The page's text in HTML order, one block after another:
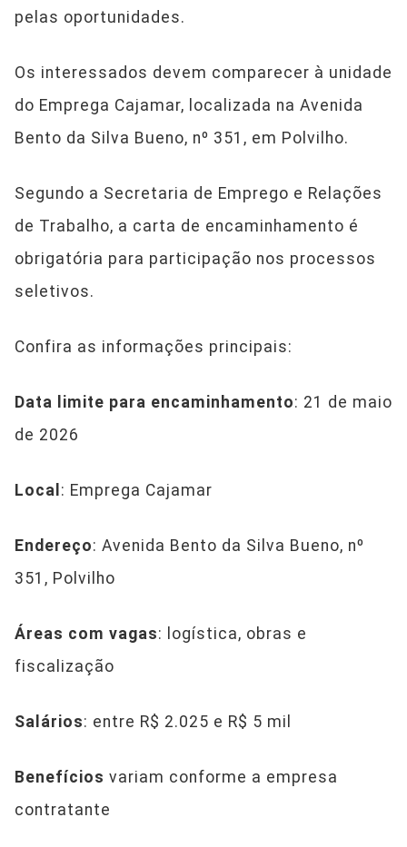
pelas oportunidades.
Os interessados devem comparecer à unidade
do Emprega Cajamar, localizada na Avenida
Bento da Silva Bueno, nº 351, em Polvilho.
Segundo a Secretaria de Emprego e Relações
de Trabalho, a carta de encaminhamento é
obrigatória para participação nos processos
seletivos.
Confira as informações principais:
Data limite para encaminhamento: 21 de maio
de 2026
Local : Emprega Cajamar
Endereço: Avenida Bento da Silva Bueno, nº
351, Polvilho
Áreas com vagas: logística, obras e
fiscalização
Salários: entre R$ 2.025 e R$ 5 mil
Benefícios variam conforme a empresa
contratante